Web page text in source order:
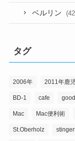
ベルリン
タグ
2006年 2011年鹿
BD-1 cafe
Mac Mac便利術
St.Oberholz